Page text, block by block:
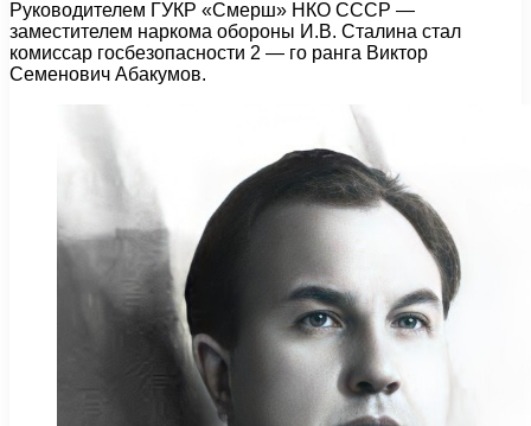
Руководителем ГУКР «Смерш» НКО СССР —
заместителем наркома обороны И.В. Сталина стал
комиссар госбезопасности 2 — го ранга Виктор
Семенович Абакумов.